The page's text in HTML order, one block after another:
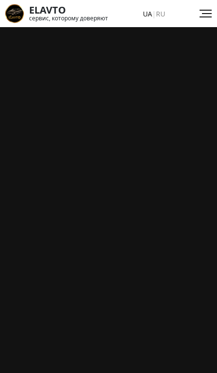
ELAVTO
сервис, которому доверяют UA| RU